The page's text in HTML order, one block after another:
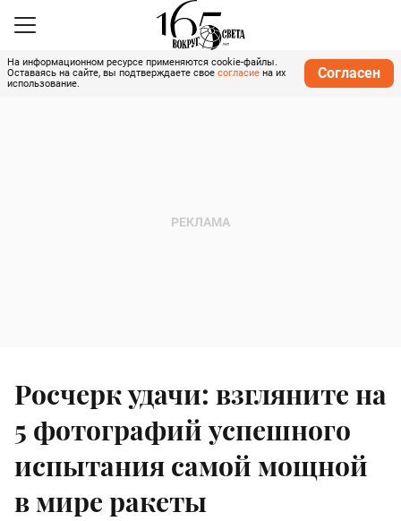
На информационном ресурсе применяются cookie-файлы.
Оставаясь на сайте, вы подтверждаете свое согласие на их
использование.
Согласен
Росчерк удачи: взгляните на
5 фотографий успешного
испытания самой мощной
в мире ракеты